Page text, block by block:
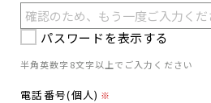
パスワードを表示する
半角英数字8文字以上でご入力ください
電話番号(個人) ※